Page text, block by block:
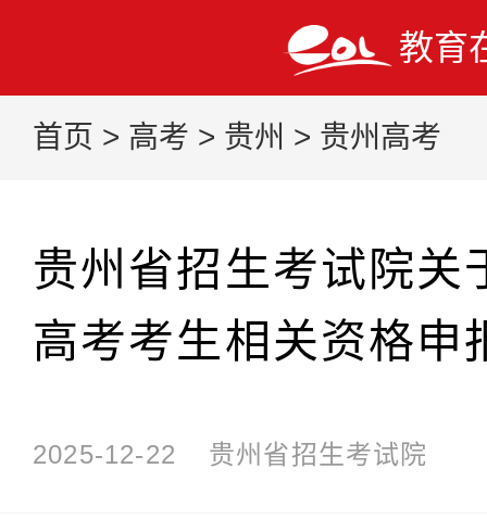
教育
首页 > 高考 > 贵州 > 贵州高考
贵州省招生考试院关
高考考生相关资格申
2025-12-22 贵州省招生考试院